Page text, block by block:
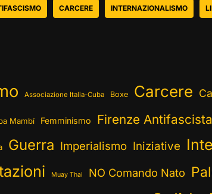
CARCERE INTERNAZIONALISMO
Associazione Italia-Cuba Boxe Carcere
Mambí Femminismo Firenze Antifascista
Guerra Imperialismo Iniziative
Muay Thai NO Comando Nato